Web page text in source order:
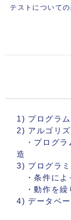
テストについて
1) プログラ
2) アルゴリ
・プログラ
造
3) プログラ
・条件によ
・動作を繰
4) データベ